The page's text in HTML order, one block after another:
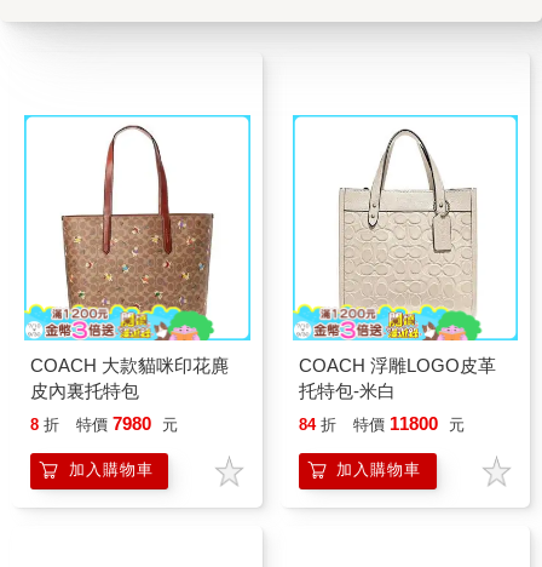
COACH 大款貓咪印花麂
皮內裏托特包
8 折 特價 7980 元
加入購物車
COACH 浮雕LOGO皮革
托特包-米白
84 折 特價 11800 元
加入購物車